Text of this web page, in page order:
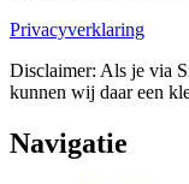
Privacyverklaring
Disclaimer: Als je via
kunnen wij daar een
Navigatie